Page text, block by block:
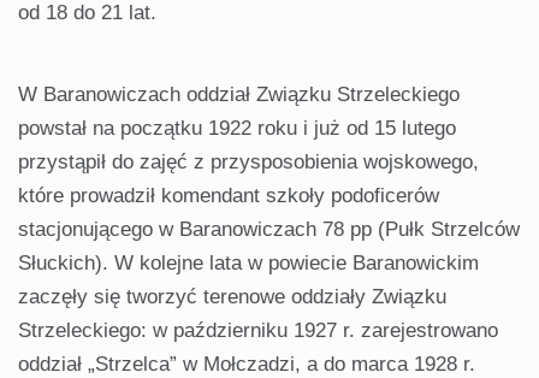
od 18 do 21 lat.
W Baranowiczach oddział Związku Strzeleckiego
powstał na początku 1922 roku i już od 15 lutego
przystąpił do zajęć z przysposobienia wojskowego,
które prowadził komendant szkoły podoficerów
stacjonującego w Baranowiczach 78 pp (Pułk Strzelców
Słuckich). W kolejne lata w powiecie Baranowickim
zaczęły się tworzyć terenowe oddziały Związku
Strzeleckiego: w październiku 1927 r. zarejestrowano
oddział „Strzelca” w Mołczadzi, a do marca 1928 r.